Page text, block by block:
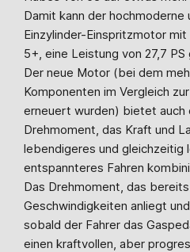
Damit kann der hochmoderne
Einzylinder-Einspritzmotor
5+, eine Leistung von 27,7 PS
Der neue Motor (bei dem
Komponenten im Vergleich
erneuert wurden) bietet
Drehmoment, das Kraft und
lebendigeres und gleichzeitig
entspannteres Fahren
Das Drehmoment, das
Geschwindigkeiten anliegt
sobald der Fahrer das
einen kraftvollen, aber